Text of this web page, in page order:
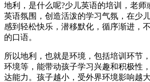
地利，是什么呢?少儿英语的培训，老师
英语氛围，创造活泼的学习气氛，在少
感到轻松快乐，潜移默化，循序渐进，
的口语。
所以地利，也就是环境，包括培训环节
环境等，能带动孩子学习兴趣和积极性
达能力。孩子越小，受外界环境影响越